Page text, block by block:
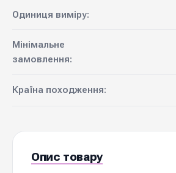
Одиниця виміру:
Мінімальне
замовлення:
Країна походження:
Опис товару